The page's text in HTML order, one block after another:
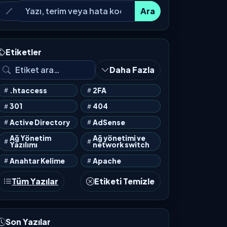
Ara
Etiketler
Daha Fazla
.htaccess
2FA
301
404
Active Directory
AdSense
Ağ Yönetim
Yazılımı
Ağ yönetimi ve
network switch
Anahtar Kelime
Apache
Tüm Yazılar Etiketi Temizle
Son Yazılar